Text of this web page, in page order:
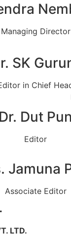
Managing Director
SK
in Chief
Dr. Dut Pun
Editor
Jamuna
Associate Editor
LTD.